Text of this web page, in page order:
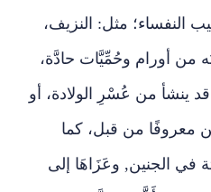
النفساء؛ مثل: النزيف،
من أورام وحُمِّيَّات حادَّة،
ينشأ من عُسْرِ الولادة، أو
معروفًا من قبل، كما
في الجنين, وعَزَاهَا إلى